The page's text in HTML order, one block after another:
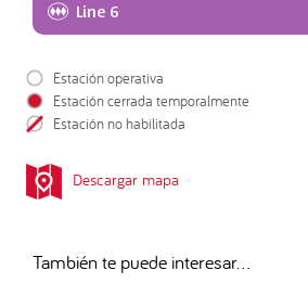
Estación operativa
Estación cerrada temporalmente
Estación no habilitada
Descargar mapa
Line 6
También te puede interesar...